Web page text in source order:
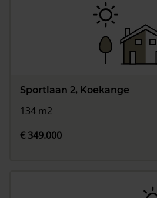
Sportlaan 2, Koekange
134 m2
€ 349.000